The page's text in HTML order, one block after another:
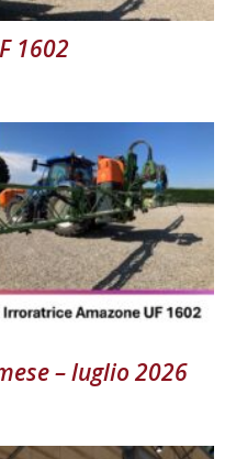
1602
– luglio 2026